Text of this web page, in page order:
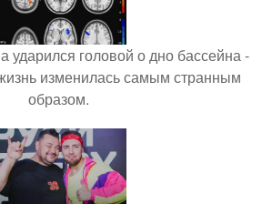
ударился головой о дно бассейна -
изменилась самым странным
образом.